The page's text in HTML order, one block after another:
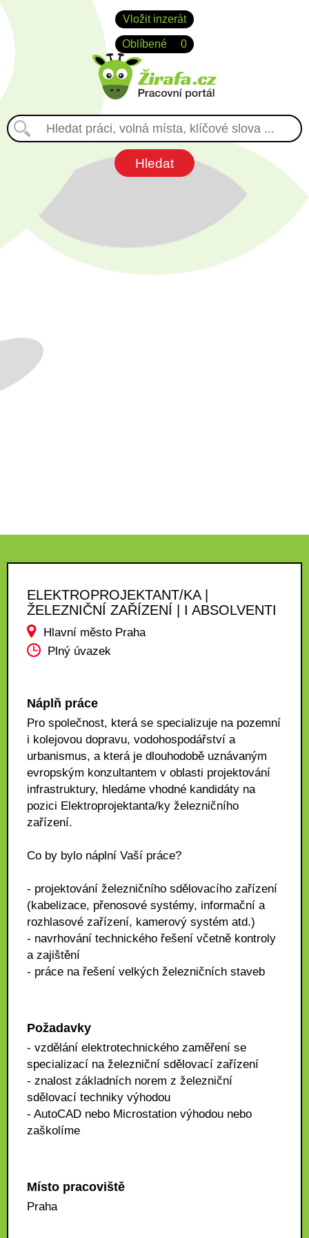
Vložit inzerát
Oblíbené 0
ELEKTROPROJEKTANT/KA |
ŽELEZNIČNÍ ZAŘÍZENÍ | I ABSOLVENTI
Hlavní město Praha
Plný úvazek
Náplň práce
Pro společnost, která se specializuje na pozemní
i kolejovou dopravu, vodohospodářství a
urbanismus, a která je dlouhodobě uznávaným
evropským konzultantem v oblasti projektování
infrastruktury, hledáme vhodné kandidáty na
pozici Elektroprojektanta/ky železničního
zařízení.
Co by bylo náplní Vaší práce?
- projektování železničního sdělovacího zařízení
(kabelizace, přenosové systémy, informační a
rozhlasové zařízení, kamerový systém atd.)
- navrhování technického řešení včetně kontroly
a zajištění
- práce na řešení velkých železničních staveb
Požadavky
- vzdělání elektrotechnického zaměření se
specializací na železniční sdělovací zařízení
- znalost základních norem z železniční
sdělovací techniky výhodou
- AutoCAD nebo Microstation výhodou nebo
zaškolíme
Místo pracoviště
Praha